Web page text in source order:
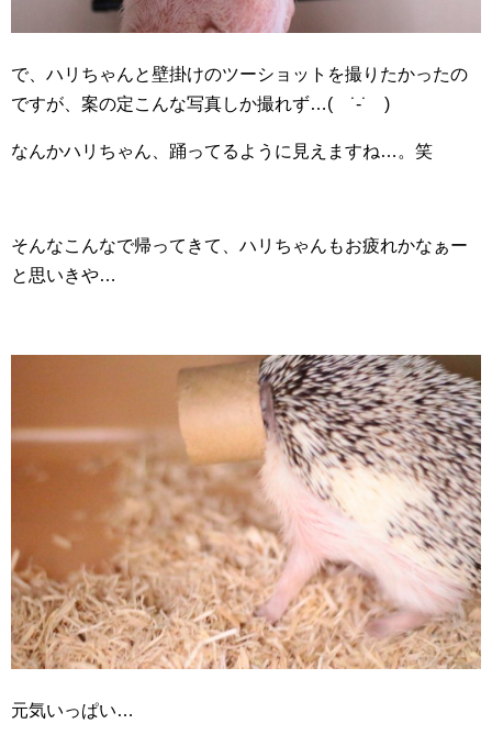
で、ハリちゃんと壁掛けのツーショットを撮りたかったの
ですが、案の定こんな写真しか撮れず…( ˙-˙ )
なんかハリちゃん、踊ってるように見えますね…。笑
そんなこんなで帰ってきて、ハリちゃんもお疲れかなぁー
と思いきや…
元気いっぱい…